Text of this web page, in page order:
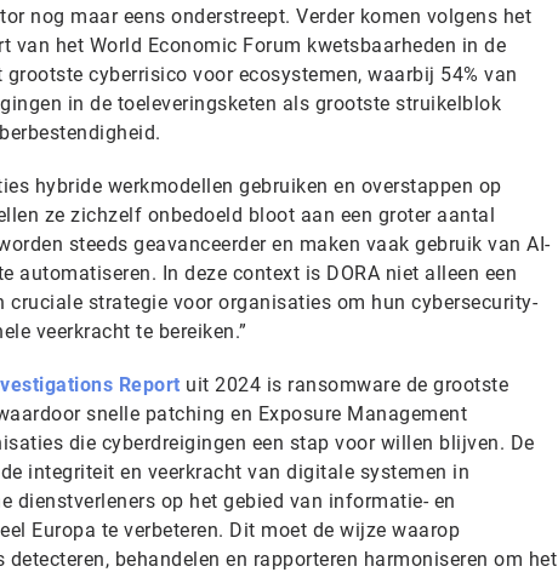
nog maar eens onderstreept. Verder komen volgens het
van het World Economic Forum kwetsbaarheden in de
cyberrisico voor ecosystemen, waarbij 54% van
in de toeleveringsketen als grootste struikelblok
hybride werkmodellen gebruiken en overstappen op
ze zichzelf onbedoeld bloot aan een groter aantal
steeds geavanceerder en maken vaak gebruik van AI-
automatiseren. In deze context is DORA niet alleen een
strategie voor organisaties om hun cybersecurity-
veerkracht te bereiken.”
Report uit 2024 is ransomware de grootste
snelle patching en Exposure Management
die cyberdreigingen een stap voor willen blijven. De
integriteit en veerkracht van digitale systemen in
dienstverleners op het gebied van informatie- en
Europa te verbeteren. Dit moet de wijze waarop
detecteren, behandelen en rapporteren harmoniseren om het